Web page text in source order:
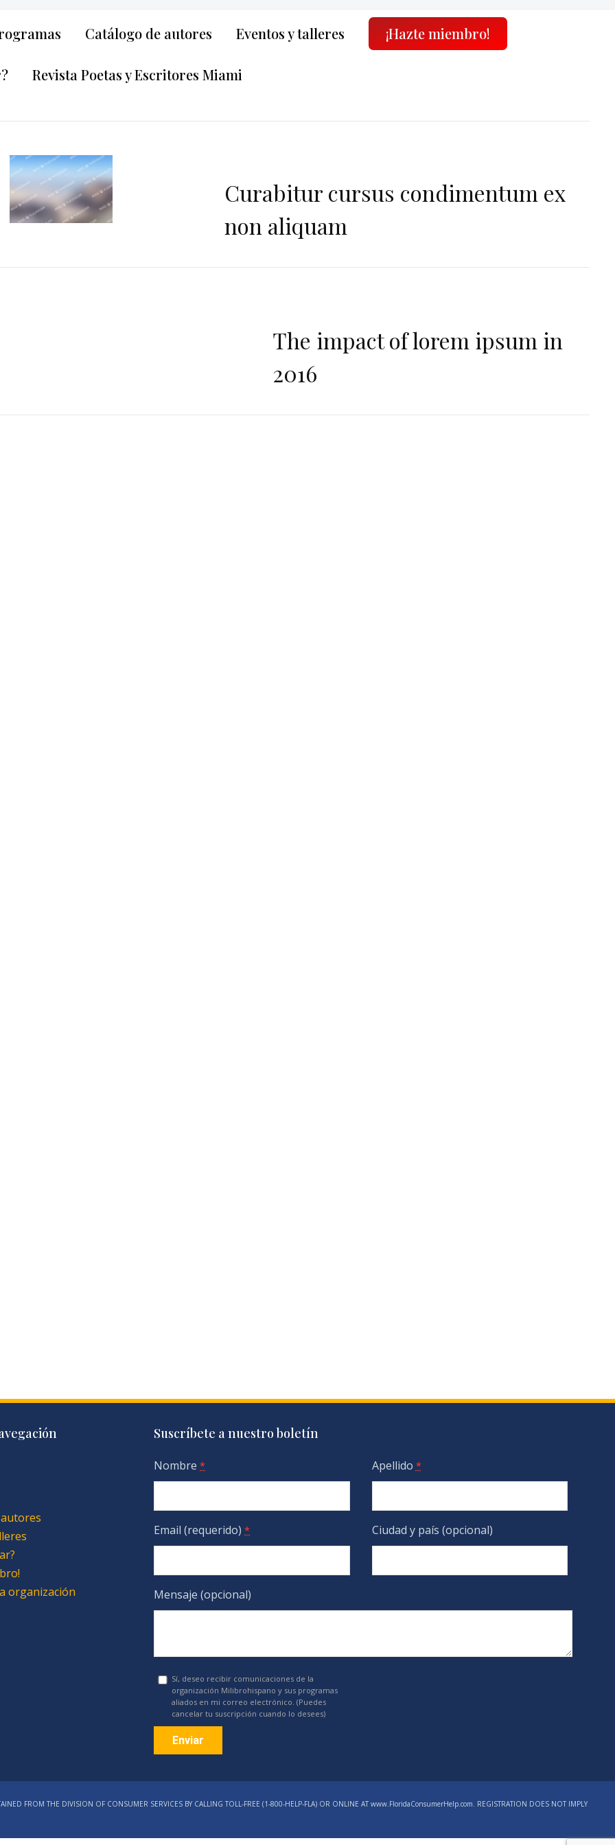
Catálogo de autores Eventos y talleres ¡Hazte miembro!
Revista Poetas y Escritores Miami
Curabitur cursus condimentum ex
non aliquam
The impact of lorem ipsum in
2016
organización
Suscríbete a nuestro boletín
Nombre * Apellido *
Email (requerido) * Ciudad y país (opcional)
Mensaje (opcional)
Sí, deseo recibir comunicaciones de la
organización Milibrohispano y sus programas
aliados en mi correo electrónico. (Puedes
cancelar tu suscripción cuando lo desees)
Use.
leave
FROM THE DIVISION OF CONSUMER SERVICES BY CALLING TOLL-FREE (1‑800‑HELP‑FLA) OR ONLINE AT www.FloridaConsumerHelp.com. REGISTRATION DOES NOT IMPLY